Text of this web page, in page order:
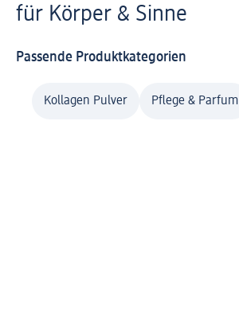
für Körper & Sinne
Passende Produktkategorien
Kollagen Pulver Pflege & Parfum